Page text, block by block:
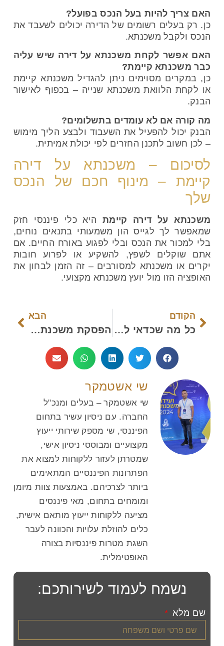
האם צריך להיות בעל הנכס בפועל?
כן. רק בעלים רשומים של הדירה יכולים לשעבד את
הנכס ולקבל משכנתא.
האם אפשר לקחת משכנתא על דירה שיש עליה
כבר משכנתא קיימת?
כן, במקרים מסוימים ניתן להגדיל משכנתא קיימת
או לקחת הלוואת משכנתא שנייה – בכפוף לאישור
הבנק.
מה קורה אם לא עומדים בתשלומים?
הבנק יכול להפעיל את השעבוד ולבצע הליך מימוש
– לכן חשוב לתכנן החזרים לפי יכולת אמיתית.
לסיכום – משכנתא על דירה
קיימת – מינוף חכם של הנכס
שלך
משכנתא על דירה קיימתהיא כלי פיננסי חזק
שמאפשר לך לגייס הון משמעותי בתנאים נוחים,
בלי למכור את הנכס ובלי לפגוע באורח החיים. אם
אתם שוקלים לשפץ, להשקיע או לפרוע חובות
יקרים או משכנתא למסורבים – זה הזמן לבחון את
האופציה הזו מול יועץ משכנתא מקצועי.
הקודם
כל מה שכדאי לדעת על יועץ משכנתאות מחירים ומה שביניהם
הבא
הפסקת משכנתא: הפתרון לקשיים כלכליים זמניים שלא הכרתם
שי אשטמקר
שי אשטמקר – בעלים ומנכ"ל
החברה. עם ניסיון עשיר בתחום
הפיננסי, שי מספק שירותי ייעוץ
מקצועיים ומבוססי ניסיון אישי,
שמטרתן לעזור ללקוחות למצוא את
הפתרונות הפיננסיים המתאימים
ביותר לצרכיהם. באמצעות צוות מיומן
ומומחים בתחום, מאי פיננסים
מציעה ללקוחות ייעוץ מותאם אישית,
כלים להוזלת עלויות והכוונה לעבר
השגת מטרות פיננסיות בצורה
האופטימלית.
נשמח לעמוד לשירותכם:
שם מלא